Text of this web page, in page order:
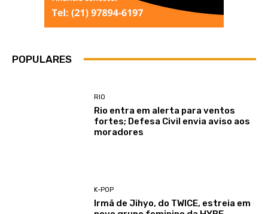
POPULARES
RIO
Rio entra em alerta para ventos
fortes; Defesa Civil envia aviso aos
moradores
K-POP
Irmã de Jihyo, do TWICE, estreia em